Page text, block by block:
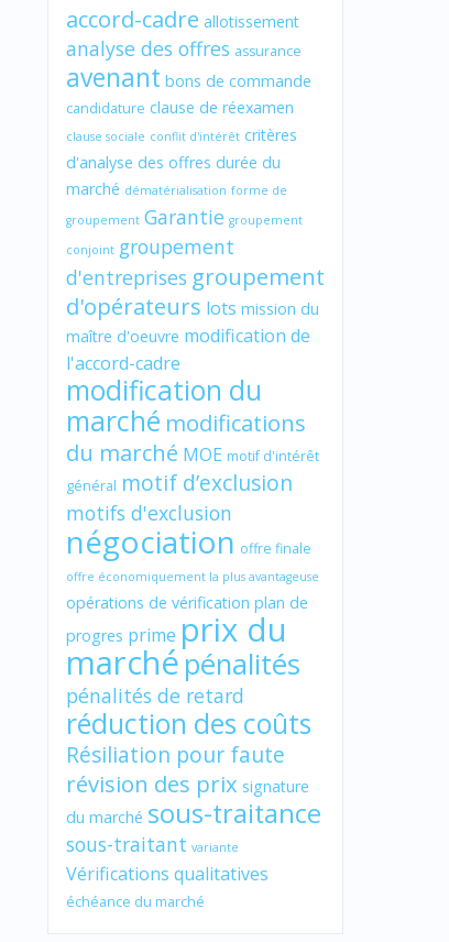
accord-cadre allotissement
analyse des offres assurance
avenant bons de commande
candidature clause de réexamen
clause sociale conflit d'intérêt critères
d'analyse des offres durée du
marché dématérialisation forme de
groupement Garantie groupement
conjoint groupement
d'entreprises groupement
d'opérateurs lots mission du
maître d'oeuvre modification de
l'accord-cadre
modification du
marché modifications
du marché MOE motif d'intérêt
général motif d’exclusion
motifs d'exclusion
négociation offre finale
offre économiquement la plus avantageuse
opérations de vérification plan de
progres prime prix du
marché pénalités
pénalités de retard
réduction des coûts
Résiliation pour faute
révision des prix signature
du marché sous-traitance
sous-traitant variante
Vérifications qualitatives
échéance du marché